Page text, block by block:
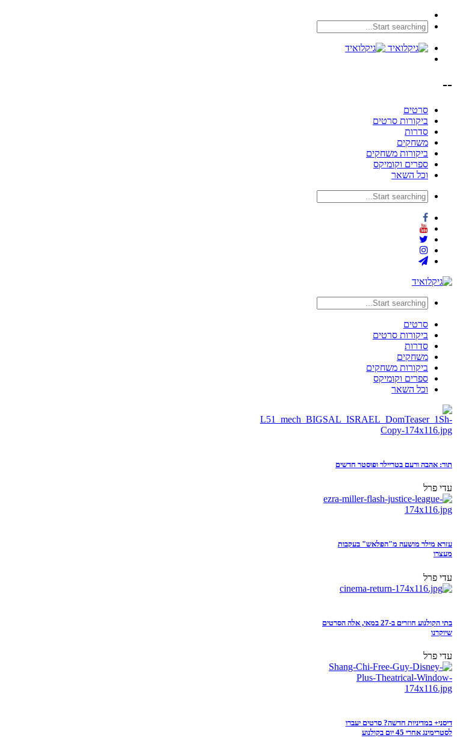
--
סרטים
ביקורות סרטים
סדרות
משחקים
ביקורות משחקים
ספרים וקומיקס
וכל השאר
סרטים
ביקורות סרטים
סדרות
משחקים
ביקורות משחקים
ספרים וקומיקס
וכל השאר
תור: אהבה ורעם בטריילר ופוסטר חדשים
עדי פרל
עזרא מילר מושעה מ"הפלאש" בעקבות
מעצרו
עדי פרל
בתי הקולנוע חוזרים ב-27 במאי, אלה הסרטים
שיוקרנו
עדי פרל
דיסני+ במדיניות חדשה? סרטים יעברו
לסטרימינג אחרי 45 יום בקולנוע